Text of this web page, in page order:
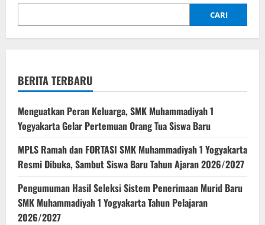
Tampilkan
Stand
CARI
BERITA TERBARU
Menguatkan Peran Keluarga, SMK Muhammadiyah 1
Yogyakarta Gelar Pertemuan Orang Tua Siswa Baru
MPLS Ramah dan FORTASI SMK Muhammadiyah 1 Yogyakarta
Resmi Dibuka, Sambut Siswa Baru Tahun Ajaran 2026/2027
Pengumuman Hasil Seleksi Sistem Penerimaan Murid Baru
SMK Muhammadiyah 1 Yogyakarta Tahun Pelajaran
2026/2027